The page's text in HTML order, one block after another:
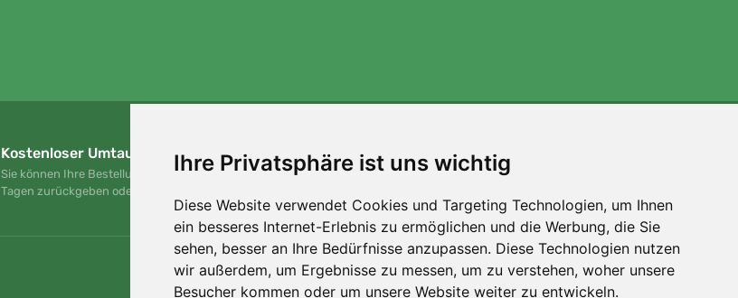
Ihre Privatsphäre ist uns wichtig
Diese Website verwendet Cookies und Targeting Technologien, um Ihnen
ein besseres Internet-Erlebnis zu ermöglichen und die Werbung, die Sie
sehen, besser an Ihre Bedürfnisse anzupassen. Diese Technologien nutzen
wir außerdem, um Ergebnisse zu messen, um zu verstehen, woher unsere
Besucher kommen oder um unsere Website weiter zu entwickeln.
Kostenloser Umtausch und Rückgabe
Sie können Ihre Bestellung jederzeit innerhalb von 90
Tagen zurückgeben oder umtauschen.
Wir unterstützen Trees.org
Für jede Bestellung pflanzen wir einen Baum! Mehr